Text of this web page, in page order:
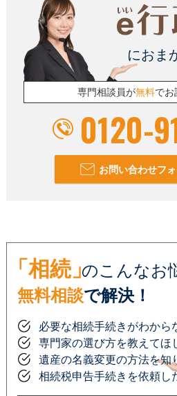
におま
専門相談員が無料でお
0120-
お問い合わせフ
「相続」のこんなお
無料相談で解決！
必要な相続手続きがわから
専門家の選び方を教えてほ
遺産の名義変更の方法を知
相続税申告手続きを依頼し